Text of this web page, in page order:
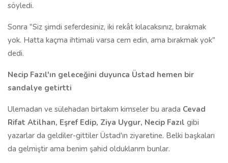
söyledi.
Sonra "Siz şimdi seferdesiniz, iki rekât kılacaksınız, bırakmak
yok. Hatta kaçma ihtimali varsa cem edin, ama bırakmak yok"
dedi.
Necip Fazıl'ın geleceğini duyunca Üstad hemen bir
sandalye getirtti
Ulemadan ve sülehadan birtakım kimseler bu arada Cevad
Rifat Atilhan, Eşref Edip, Ziya Uygur, Necip Fazıl gibi
yazarlar da geldiler-gittiler Üstad'ın ziyaretine. Belki başkaları
da gelmiştir ama benim şahid olduklarım bunlar.